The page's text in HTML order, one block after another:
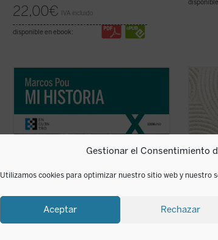
Gestionar el Consentimiento
Utilizamos cookies para optimizar nuestro sitio web y nuestro
Aceptar Rechazar
22,00€ IVA incluido
disponible en ebook:
«Es algo extraño hablar de 'mi historia'
puesto que lo único interesante en ella,
lo único que la salva de ser una historia
aburrida y plana es lo que Cristo ha
hecho en mi vida. Por lo tanto, es más
Ser
(ver